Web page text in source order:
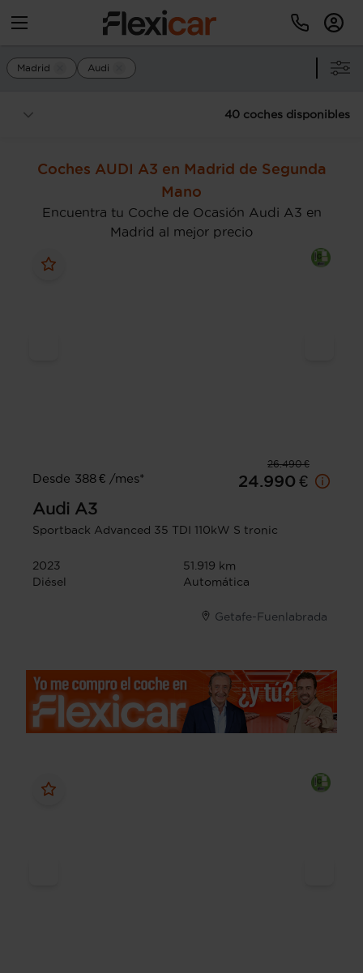
Madrid Audi
40 coches disponibles
Coches AUDI A3 en Madrid de Segunda
Mano
Encuentra tu Coche de Ocasión Audi A3 en
Madrid al mejor precio
26.490 €
Desde 388 € /mes*
24.990 €
Audi A3
Sportback Advanced 35 TDI 110kW S tronic
2023
51.919 km
Diésel
Automática
Getafe-Fuenlabrada